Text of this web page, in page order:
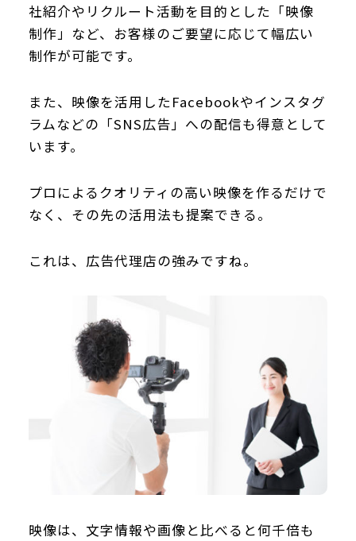
社紹介やリクルート活動を目的とした「映像
制作」など、お客様のご要望に応じて幅広い
制作が可能です。
また、映像を活用したFacebookやインスタグ
ラムなどの「SNS広告」への配信も得意として
います。
プロによるクオリティの高い映像を作るだけで
なく、その先の活用法も提案できる。
これは、広告代理店の強みですね。
映像は、文字情報や画像と比べると何千倍も